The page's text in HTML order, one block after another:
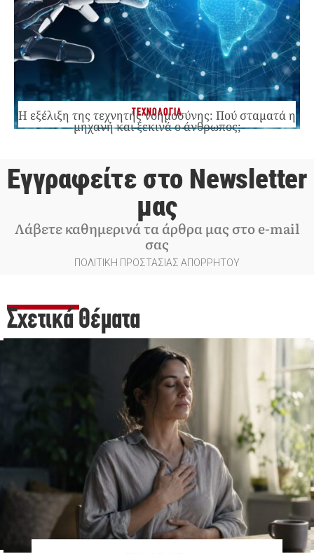
ΤΕΧΝΟΛΟΓΙΑ
Η εξέλιξη της τεχνητής νοημοσύνης: Πού σταματά η
μηχανή και ξεκινά ο άνθρωπος;
Εγγραφείτε στο Newsletter
μας
Λάβετε καθημερινά τα άρθρα μας στο e-mail
σας
ΠΟΛΙΤΙΚΗ ΠΡΟΣΤΑΣΙΑΣ ΑΠΟΡΡΗΤΟΥ
Σχετικά Θέματα